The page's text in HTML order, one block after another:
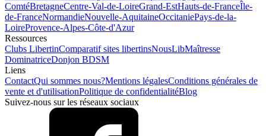
ComtéBretagneCentre-Val-de-LoireGrand-EstHauts-de-FranceÎle-
de-FranceNormandieNouvelle-AquitaineOccitaniePays-de-la-
LoireProvence-Alpes-Côte-d'Azur
Ressources
Clubs LibertinComparatif sites libertinsNousLibMaîtresse
DominatriceDonjon BDSM
Liens
ContactQui sommes nous?Mentions légalesConditions générales de
vente et d'utilisationPolitique de confidentialitéBlog
Suivez-nous sur les réseaux sociaux